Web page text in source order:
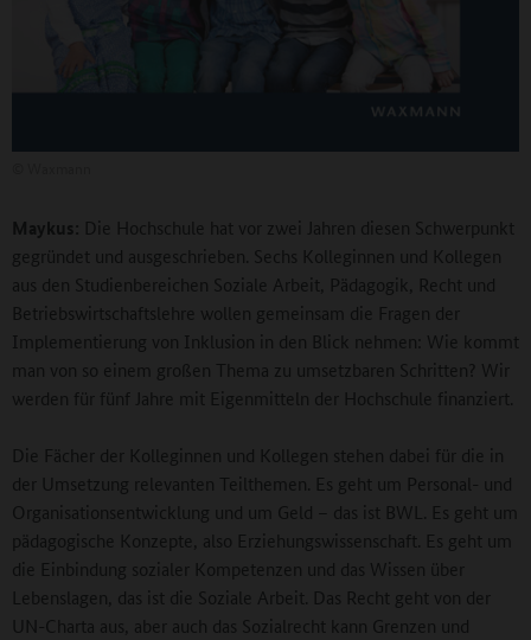
Maykus: Die Hochschule hat vor zwei Jahren diesen Schwerpunkt
gegründet und ausgeschrieben. Sechs Kolleginnen und Kollegen
aus den Studienbereichen Soziale Arbeit, Pädagogik, Recht und
Betriebswirtschaftslehre wollen gemeinsam die Fragen der
Implementierung von Inklusion in den Blick nehmen: Wie kommt
man von so einem großen Thema zu umsetzbaren Schritten? Wir
werden für fünf Jahre mit Eigenmitteln der Hochschule finanziert.
Die Fächer der Kolleginnen und Kollegen stehen dabei für die in
der Umsetzung relevanten Teilthemen. Es geht um Personal- und
Organisationsentwicklung und um Geld – das ist BWL. Es geht um
pädagogische Konzepte, also Erziehungswissenschaft. Es geht um
die Einbindung sozialer Kompetenzen und das Wissen über
Lebenslagen, das ist die Soziale Arbeit. Das Recht geht von der
UN-Charta aus, aber auch das Sozialrecht kann Grenzen und